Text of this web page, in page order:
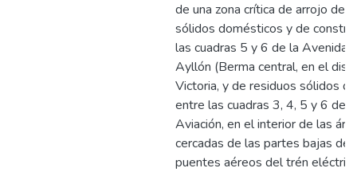
de una zona crítica de arrojo de
sólidos domésticos y de
las cuadras 5 y 6 de la Avenida
Ayllón (Berma central, en el
Victoria, y de residuos sólidos
entre las cuadras 3, 4, 5 y 6 de
Aviación, en el interior de las
cercadas de las partes bajas de
puentes aéreos del trén